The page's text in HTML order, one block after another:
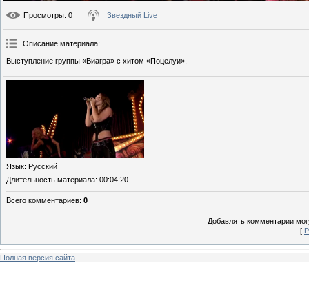
Просмотры: 0 Звездный Live
Описание материала:
Выступление группы «Виагра» с хитом «Поцелуи».
Язык: Русский
Длительность материала: 00:04:20
Всего комментариев: 0
Добавлять комментарии
[
Полная версия сайта